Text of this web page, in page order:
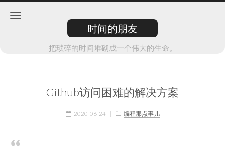
时间的朋友
把琐碎的时间堆砌成一个伟大的生命。
Github访问困难的解决方案
2020-06-24 | 编程那点事儿